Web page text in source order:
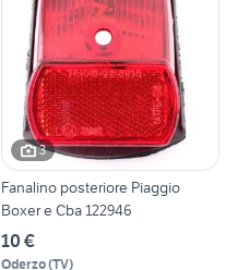
3
Fanalino posteriore Piaggio
Boxer e Cba 122946
10 €
Oderzo(TV)